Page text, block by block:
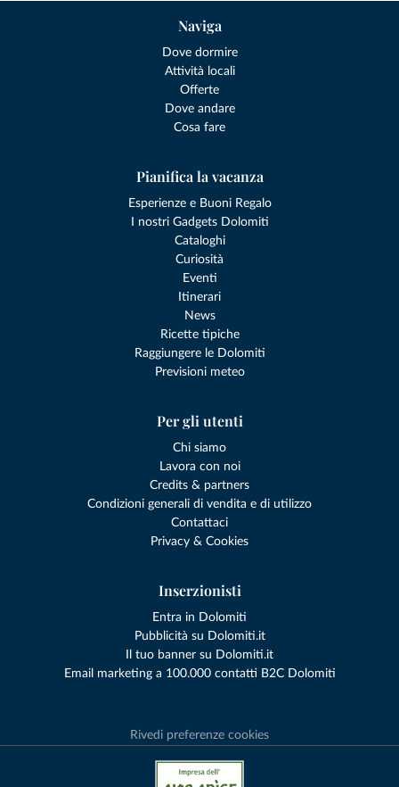
Naviga
Dove dormire
Attività locali
Offerte
Dove andare
Cosa fare
Pianifica la vacanza
Esperienze e Buoni Regalo
I nostri Gadgets Dolomiti
Cataloghi
Curiosità
Eventi
Itinerari
News
Ricette tipiche
Raggiungere le Dolomiti
Previsioni meteo
Per gli utenti
Chi siamo
Lavora con noi
Credits & partners
Condizioni generali di vendita e di utilizzo
Contattaci
Privacy & Cookies
Inserzionisti
Entra in Dolomiti
Pubblicità su Dolomiti.it
Il tuo banner su Dolomiti.it
Email marketing a 100.000 contatti B2C Dolomiti
Rivedi preferenze cookies